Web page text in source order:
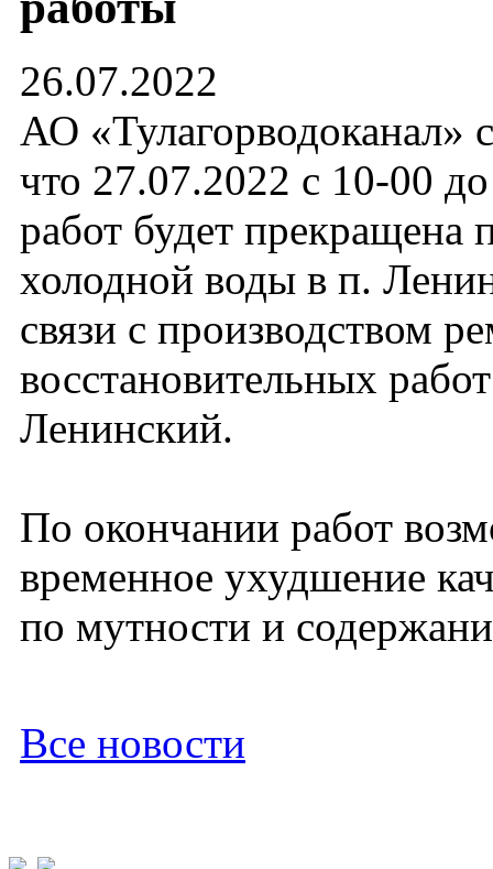
26.07.2022
АО «Тулагорводоканал»
что 27.07.2022 с 10-00
работ будет прекращена
холодной воды в п.
связи с производством
восстановительных
Ленинский.
По окончании работ
временное ухудшение
по мутности и
Все новости